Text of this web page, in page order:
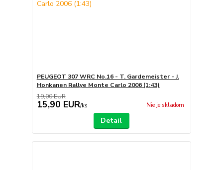
PEUGEOT 307 WRC No.16 - T. Gardemeister - J.
Honkanen Rallye Monte Carlo 2006 (1:43)
19,00 EUR
15,90 EUR/ks Nie je skladom
Detail